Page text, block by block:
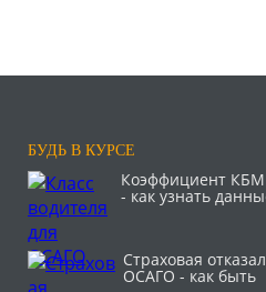
БУДЬ В КУРСЕ
Коэффициент КБМ
- как узнать
Страховая
ОСАГО - как быть